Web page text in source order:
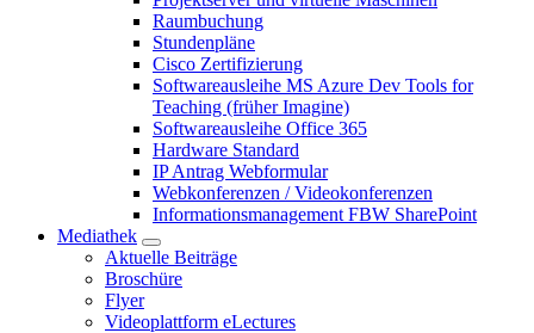
Raumbuchung
Stundenpläne
Cisco Zertifizierung
Softwareausleihe MS Azure Dev Tools for
Teaching (früher Imagine)
Softwareausleihe Office 365
Hardware Standard
IP Antrag Webformular
Webkonferenzen / Videokonferenzen
Informationsmanagement FBW SharePoint
Mediathek
Aktuelle Beiträge
Broschüre
Flyer
Videoplattform eLectures